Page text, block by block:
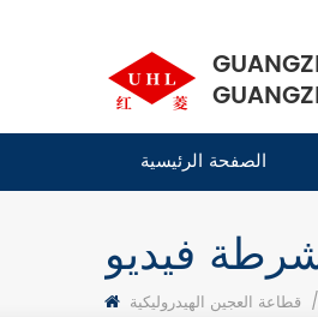
الصفحة الرئيسية
فيديو
/ قطاعة العجين الهيدروليكية